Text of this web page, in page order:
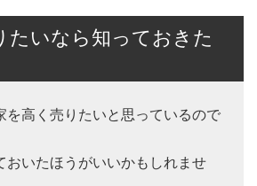
たいなら知っておきた
を高く売りたいと思っているので
おいたほうがいいかもしれませ